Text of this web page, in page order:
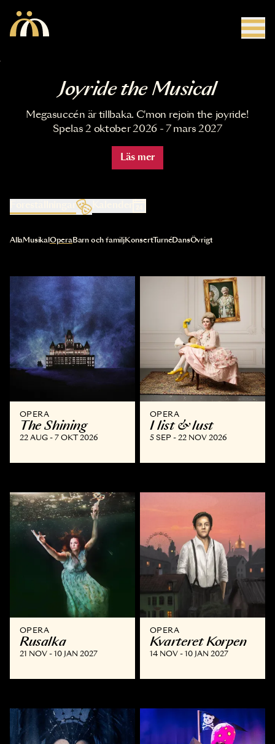
Joyride the Musical
Megasuccén är tillbaka. C'mon rejoin the joyride!
Spelas 2 oktober 2026 - 7 mars 2027
Läs mer
Kalender
Val av kategori uppdaterar innehållet automatiskt
AllaMusikal OperaBarn och familjKonsertTurnéDansÖvrigt
OPERA
The Shining
22 AUG - 7 OKT 2026
OPERA
I list & lust
5 SEP - 22 NOV 2026
OPERA
Rusalka
21 NOV - 10 JAN 2027
OPERA
Kvarteret Korpen
14 NOV - 10 JAN 2027